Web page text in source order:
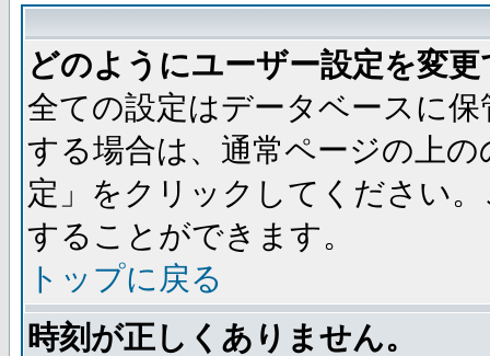
どのようにユーザー設定を変
全ての設定はデータベースに
する場合は、通常ページの上
定」をクリックしてください
することができます。
トップに戻る
時刻が正しくありません。